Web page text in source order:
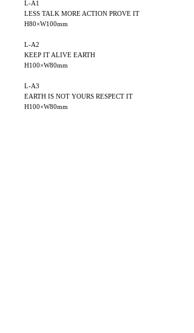
L-A1
LESS TALK MORE ACTION PROVE IT
H80×W100mm
L-A2
KEEP IT ALIVE EARTH
H100×W80mm
L-A3
EARTH IS NOT YOURS RESPECT IT
H100×W80mm